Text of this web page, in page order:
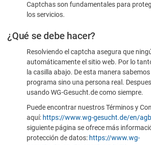
humano
Captchas son fundamentales para
los servicios.
¿Qué se debe hacer?
Resolviendo el captcha asegura que
automáticamente el sitio web. Por lo
la casilla abajo. De esta manera
programa sino una persona real.
usando WG-Gesucht.de como siempre.
Puede encontrar nuestros Términos y
aquí: https://www.wg-gesucht.de/en/
siguiente página se ofrece más
protección de datos: https://www.wg-